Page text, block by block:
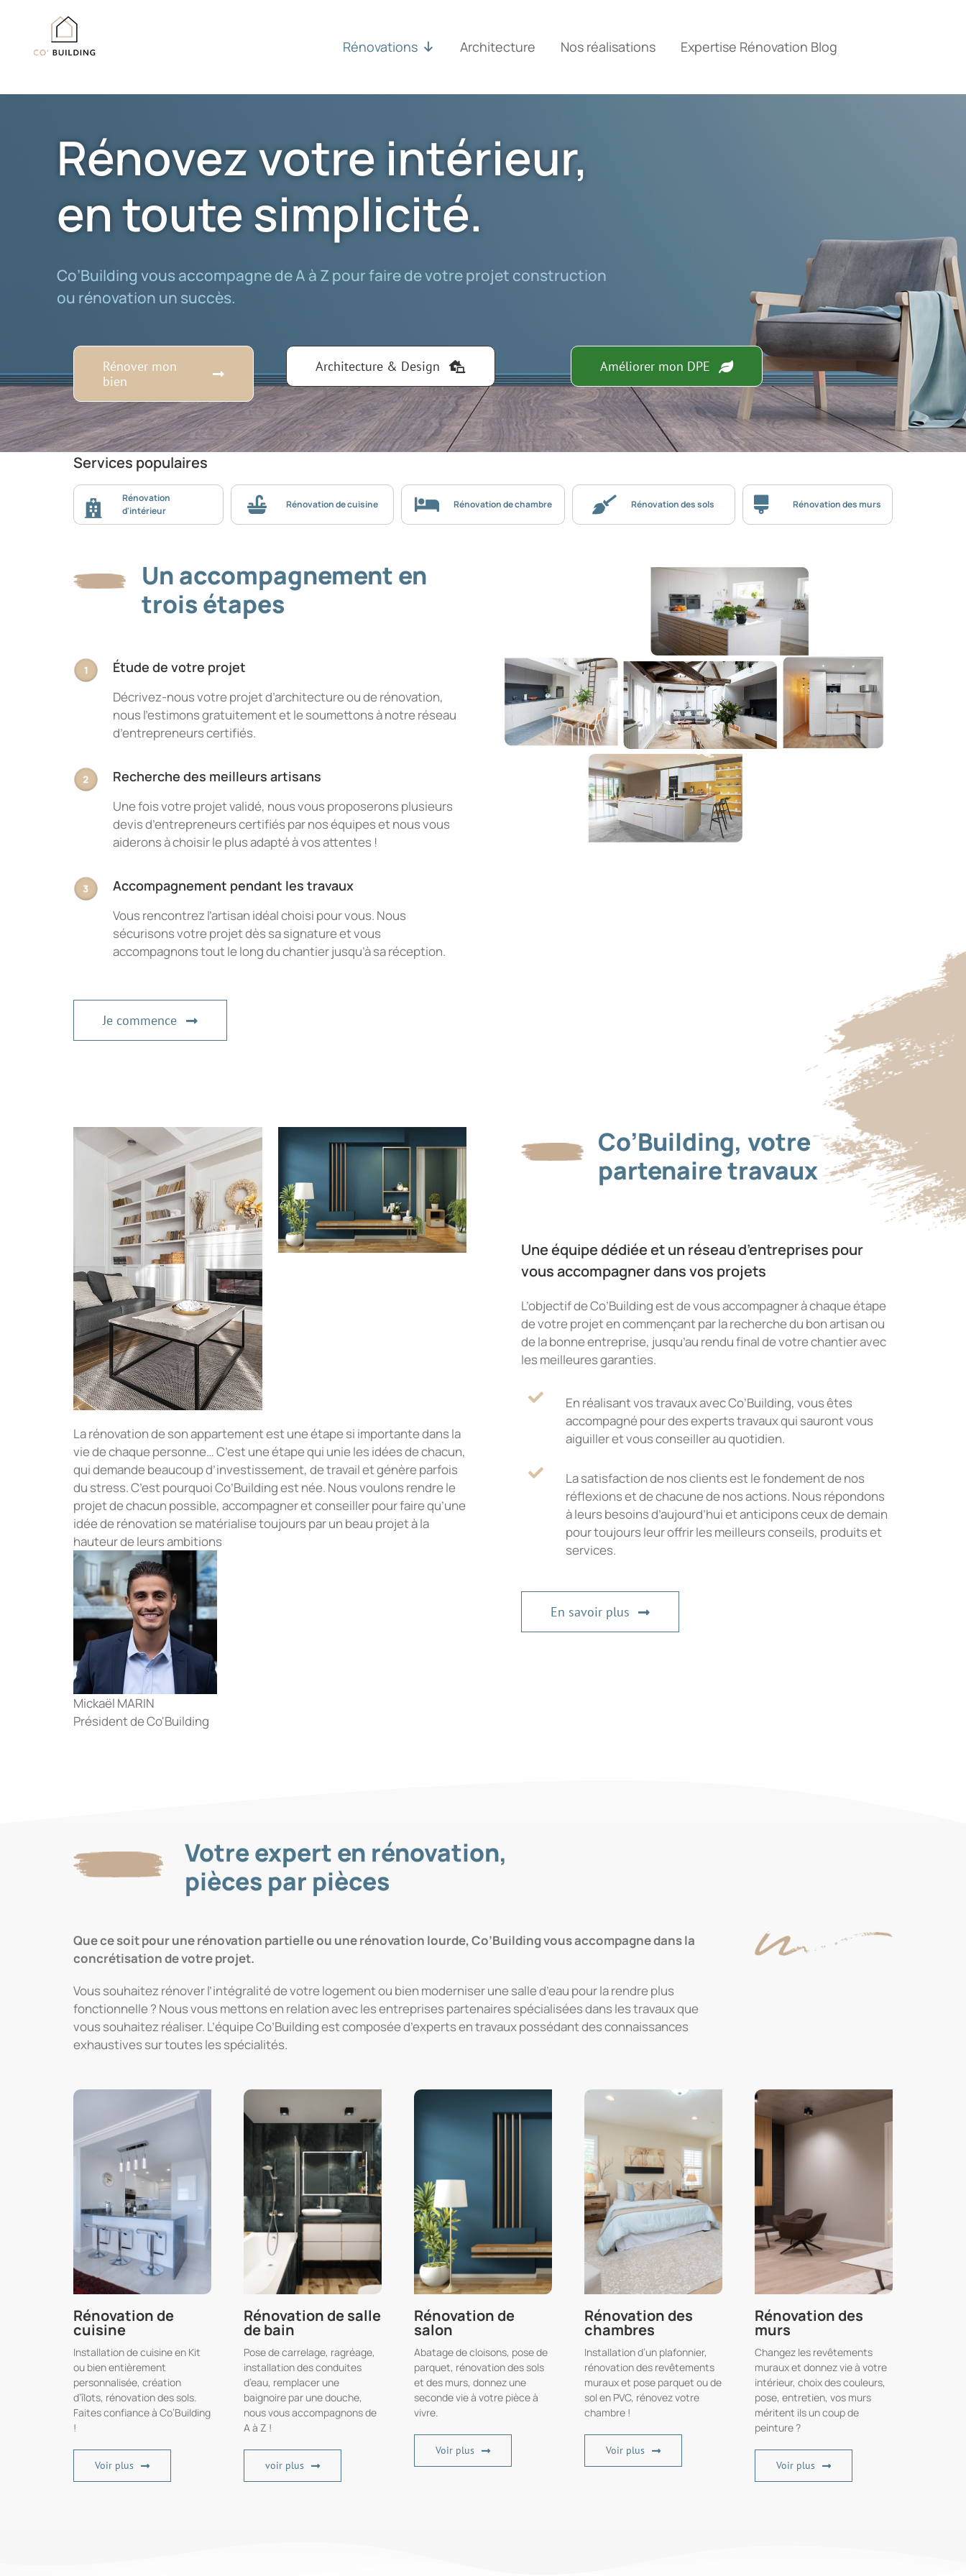
Rénovations Architecture Nos réalisations Expertise Rénovation Blog
Rénovez votre intérieur,
en toute simplicité.
Co’Building vous accompagne de A à Z pour faire de votre projet construction
ou rénovation un succès.
Rénover mon
bien
Architecture & Design Améliorer mon DPE
Services populaires
Rénovation
d'intérieur
Rénovation de cuisine Rénovation de chambre Rénovation des sols Rénovation des murs
Un accompagnement en
trois étapes
Étude de votre projet
Décrivez-nous votre projet d’architecture ou de rénovation,
nous l’estimons gratuitement et le soumettons à notre réseau
d’entrepreneurs certifiés.
Recherche des meilleurs artisans
Une fois votre projet validé, nous vous proposerons plusieurs
devis d’entrepreneurs certifiés par nos équipes et nous vous
aiderons à choisir le plus adapté à vos attentes !
Accompagnement pendant les travaux
Vous rencontrez l’artisan idéal choisi pour vous. Nous
sécurisons votre projet dès sa signature et vous
accompagnons tout le long du chantier jusqu’à sa réception.
Je commence
La rénovation de son appartement est une étape si importante dans la
vie de chaque personne… C’est une étape qui unie les idées de chacun,
qui demande beaucoup d’investissement, de travail et génère parfois
du stress. C’est pourquoi Co’Building est née. Nous voulons rendre le
projet de chacun possible, accompagner et conseiller pour faire qu’une
idée de rénovation se matérialise toujours par un beau projet à la
hauteur de leurs ambitions
Mickaël MARIN
Président de Co'Building
Co’Building, votre
partenaire travaux
Une équipe dédiée et un réseau d’entreprises pour
vous accompagner dans vos projets
L’objectif de Co’Building est de vous accompagner à chaque étape
de votre projet en commençant par la recherche du bon artisan ou
de la bonne entreprise, jusqu’au rendu final de votre chantier avec
les meilleures garanties.
En réalisant vos travaux avec Co’Building, vous êtes
accompagné pour des experts travaux qui sauront vous
aiguiller et vous conseiller au quotidien.
La satisfaction de nos clients est le fondement de nos
réflexions et de chacune de nos actions. Nous répondons
à leurs besoins d’aujourd’hui et anticipons ceux de demain
pour toujours leur offrir les meilleurs conseils, produits et
services.
En savoir plus
Votre expert en rénovation,
pièces par pièces
Que ce soit pour une rénovation partielle ou une rénovation lourde, Co’Building vous accompagne dans la
concrétisation de votre projet.
Vous souhaitez rénover l’intégralité de votre logementou bien moderniser une salle d’eau pour la rendre plus
fonctionnelle ? Nous vous mettons en relation avec les entreprises partenaires spécialisées dans les travaux que
vous souhaitez réaliser. L’équipe Co’Building est composée d’experts en travaux possédant des connaissances
exhaustives sur toutes les spécialités.
Rénovation de
cuisine
Installation de cuisine en Kit
ou bien entièrement
personnalisée, création
d’îlots, rénovation des sols.
Faites confiance à Co’Building
!
Voir plus
Rénovation de salle
de bain
Pose de carrelage, ragréage,
installation des conduites
d’eau, remplacer une
baignoire par une douche,
nous vous accompagnons de
A à Z !
voir plus
Rénovation de
salon
Abatage de cloisons, pose de
parquet, rénovation des sols
et des murs, donnez une
seconde vie à votre pièce à
vivre.
Voir plus
Rénovation des
chambres
Installation d’un plafonnier,
rénovation des revêtements
muraux et pose parquet ou de
sol en PVC, rénovez votre
chambre !
Voir plus
Rénovation des
murs
Changez les revêtements
muraux et donnez vie à votre
intérieur, choix des couleurs,
pose, entretien, vos murs
méritent ils un coup de
peinture ?
Voir plus